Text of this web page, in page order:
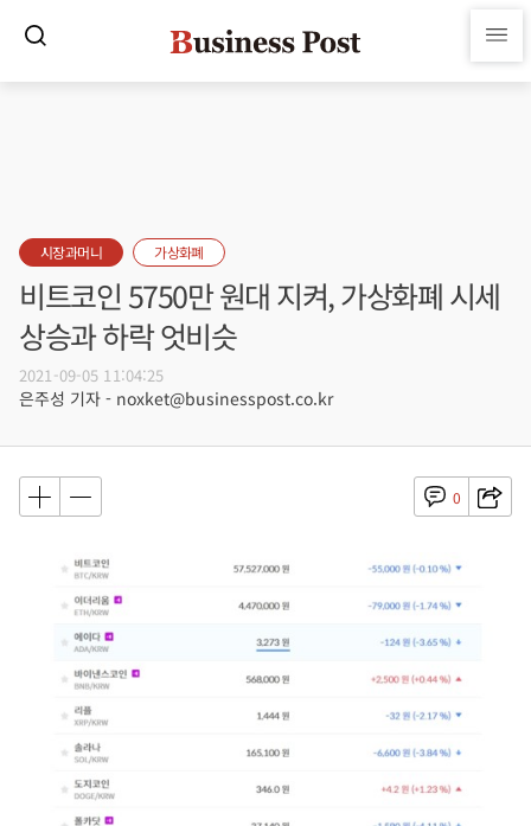
시장과머니 가상화폐
비트코인 5750만 원대 지켜, 가상화폐 시세
상승과 하락 엇비슷
2021-09-05 11:04:25
은주성 기자 - noxket@businesspost.co.kr
0